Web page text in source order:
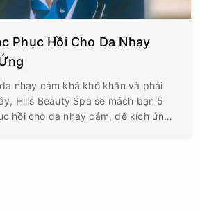
Phục Hồi Cho Da Nhạy
nhạy cảm khá khó khăn và phải
Hills Beauty Spa sẽ mách bạn 5
hồi cho da nhạy cảm, dễ kích ứng